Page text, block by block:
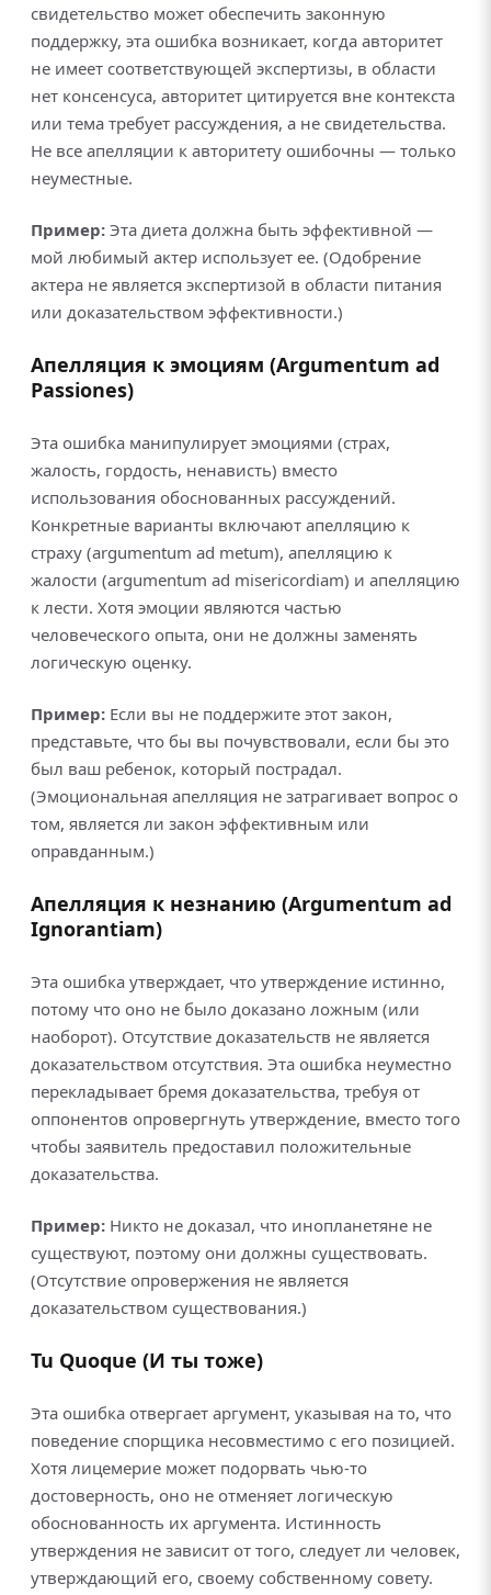
свидетельство может обеспечить законную
поддержку, эта ошибка возникает, когда авторитет
не имеет соответствующей экспертизы, в области
нет консенсуса, авторитет цитируется вне контекста
или тема требует рассуждения, а не свидетельства.
Не все апелляции к авторитету ошибочны — только
неуместные.
Пример: Эта диета должна быть эффективной —
мой любимый актер использует ее. (Одобрение
актера не является экспертизой в области питания
или доказательством эффективности.)
Апелляция к эмоциям (Argumentum ad
Passiones)
Эта ошибка манипулирует эмоциями (страх,
жалость, гордость, ненависть) вместо
использования обоснованных рассуждений.
Конкретные варианты включают апелляцию к
страху (argumentum ad metum), апелляцию к
жалости (argumentum ad misericordiam) и апелляцию
к лести. Хотя эмоции являются частью
человеческого опыта, они не должны заменять
логическую оценку.
Пример: Если вы не поддержите этот закон,
представьте, что бы вы почувствовали, если бы это
был ваш ребенок, который пострадал.
(Эмоциональная апелляция не затрагивает вопрос о
том, является ли закон эффективным или
оправданным.)
Апелляция к незнанию (Argumentum ad
Ignorantiam)
Эта ошибка утверждает, что утверждение истинно,
потому что оно не было доказано ложным (или
наоборот). Отсутствие доказательств не является
доказательством отсутствия. Эта ошибка неуместно
перекладывает бремя доказательства, требуя от
оппонентов опровергнуть утверждение, вместо того
чтобы заявитель предоставил положительные
доказательства.
Пример: Никто не доказал, что инопланетяне не
существуют, поэтому они должны существовать.
(Отсутствие опровержения не является
доказательством существования.)
Tu Quoque (И ты тоже)
Эта ошибка отвергает аргумент, указывая на то, что
поведение спорщика несовместимо с его позицией.
Хотя лицемерие может подорвать чью-то
достоверность, оно не отменяет логическую
обоснованность их аргумента. Истинность
утверждения не зависит от того, следует ли человек,
утверждающий его, своему собственному совету.